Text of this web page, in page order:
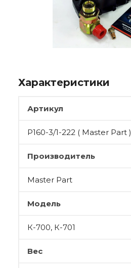
Характеристики
Артикул
Р160-3/1-222 ( Master Part )
Производитель
Master Part
Модель
К-700, К-701
Вес